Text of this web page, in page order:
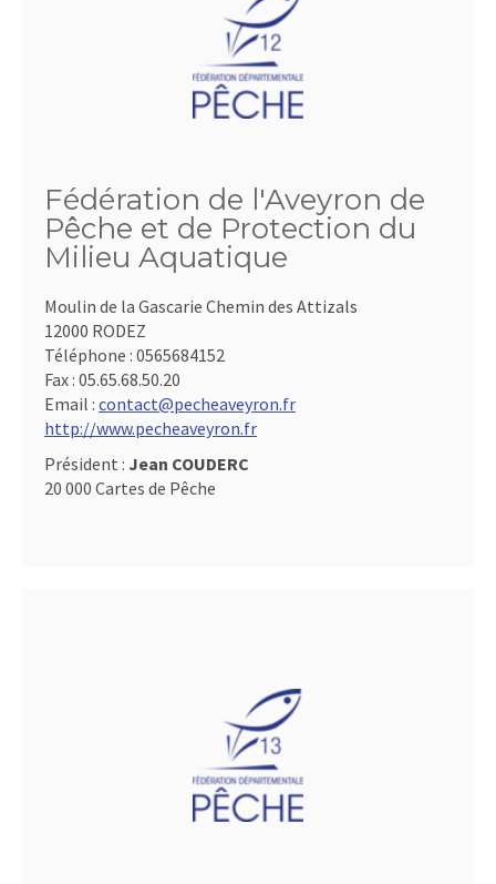
Fédération de l'Aveyron de
Pêche et de Protection du
Milieu Aquatique
Moulin de la Gascarie Chemin des Attizals
12000 RODEZ
Téléphone : 0565684152
Fax : 05.65.68.50.20
Email : contact@pecheaveyron.fr
http://www.pecheaveyron.fr
Président : Jean COUDERC
20 000 Cartes de Pêche